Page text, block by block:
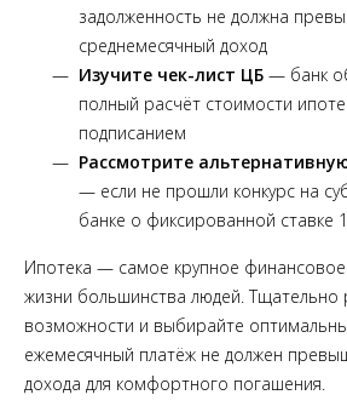
задолженность не должна
среднемесячный доход
Изучите чек-лист ЦБ — банк
полный расчёт стоимости
подписанием
Рассмотрите
— если не прошли конкурс на
банке о фиксированной ставке
Ипотека — самое крупное финансовое
жизни большинства людей. Тщательно
возможности и выбирайте
ежемесячный платёж не должен
дохода для комфортного погашения.